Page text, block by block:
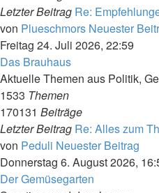
Letzter Beitrag Re:
von Plueschmors Neuester
Freitag 24. Juli 2026, 22:59
Das Brauhaus
Aktuelle Themen aus Politik,
1533 Themen
170131 Beiträge
Letzter Beitrag Re: Alles zum
von Peduli Neuester Beitrag
Donnerstag 6. August 2026,
Der Gemüsegarten